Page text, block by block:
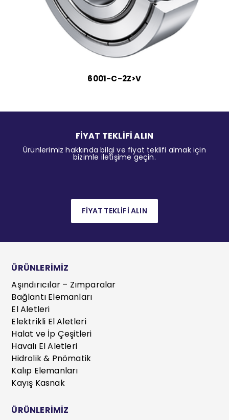
6001-C-2Z>V
FİYAT TEKLİFİ ALIN
Ürünlerimiz hakkında bilgi ve fiyat teklifi almak için
bizimle iletişime geçin.
FİYAT TEKLİFİ ALIN
ÜRÜNLERİMİZ
Aşındırıcılar – Zımparalar
Bağlantı Elemanları
El Aletleri
Elektrikli El Aletleri
Halat ve İp Çeşitleri
Havalı El Aletleri
Hidrolik & Pnömatik
Kalıp Elemanları
Kayış Kasnak
ÜRÜNLERİMİZ